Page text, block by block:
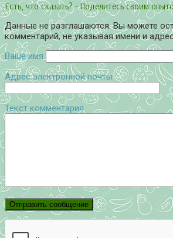
Есть, что сказать? - Поделитесь своим
Данные не разглашаются. Вы можете
комментарий, не указывая имени и
Ваше имя
Адрес электронной почты
Текст комментария